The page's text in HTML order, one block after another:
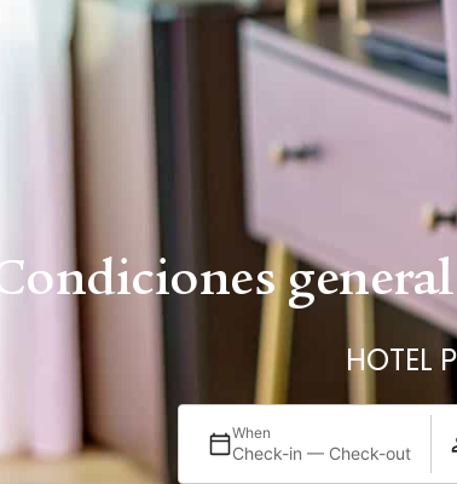
Condiciones
HOTEL
When
Check-in — Check-out